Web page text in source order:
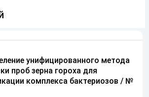
унифицированного метода
проб зерна гороха для
комплекса бактериозов / №